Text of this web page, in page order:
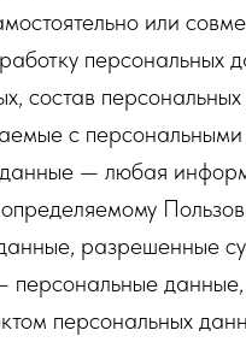
или
персональных
состав
с
— любая
разрешенные
данные,
персональных